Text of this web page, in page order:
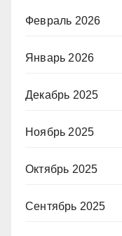
Февраль 2026
Январь 2026
Декабрь 2025
Ноябрь 2025
Октябрь 2025
Сентябрь 2025